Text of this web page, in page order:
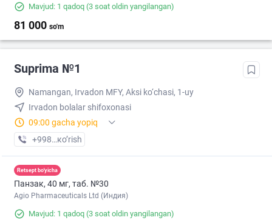
Mavjud: 1 qadoq (3 soat oldin yangilangan)
81 000 so'm
Suprima №1
Namangan, Irvadon MFY, Aksi ko‘chasi, 1-uy
Irvadon bolalar shifoxonasi
09:00 gacha yopiq
+998 (95) XXX-XX-XX
кo’rish
Retsept bo'yicha
Панзак, 40 мг, таб. №30
Agio Pharmaceuticals Ltd (Индия)
Mavjud: 1 qadoq (3 soat oldin yangilangan)